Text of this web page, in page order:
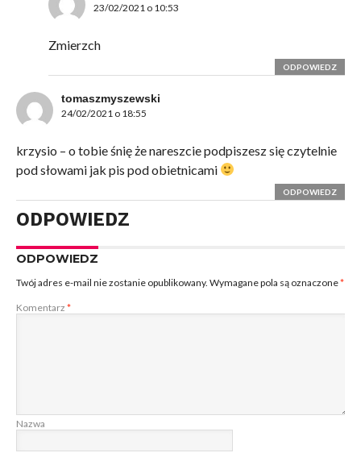
23/02/2021 o 10:53
Zmierzch
ODPOWIEDZ
tomaszmyszewski
24/02/2021 o 18:55
krzysio – o tobie śnię że nareszcie podpiszesz się czytelnie
pod słowami jak pis pod obietnicami
ODPOWIEDZ
ODPOWIEDZ
ODPOWIEDZ
Twój adres e-mail nie zostanie opublikowany. Wymagane pola są oznaczone*
Komentarz *
Nazwa